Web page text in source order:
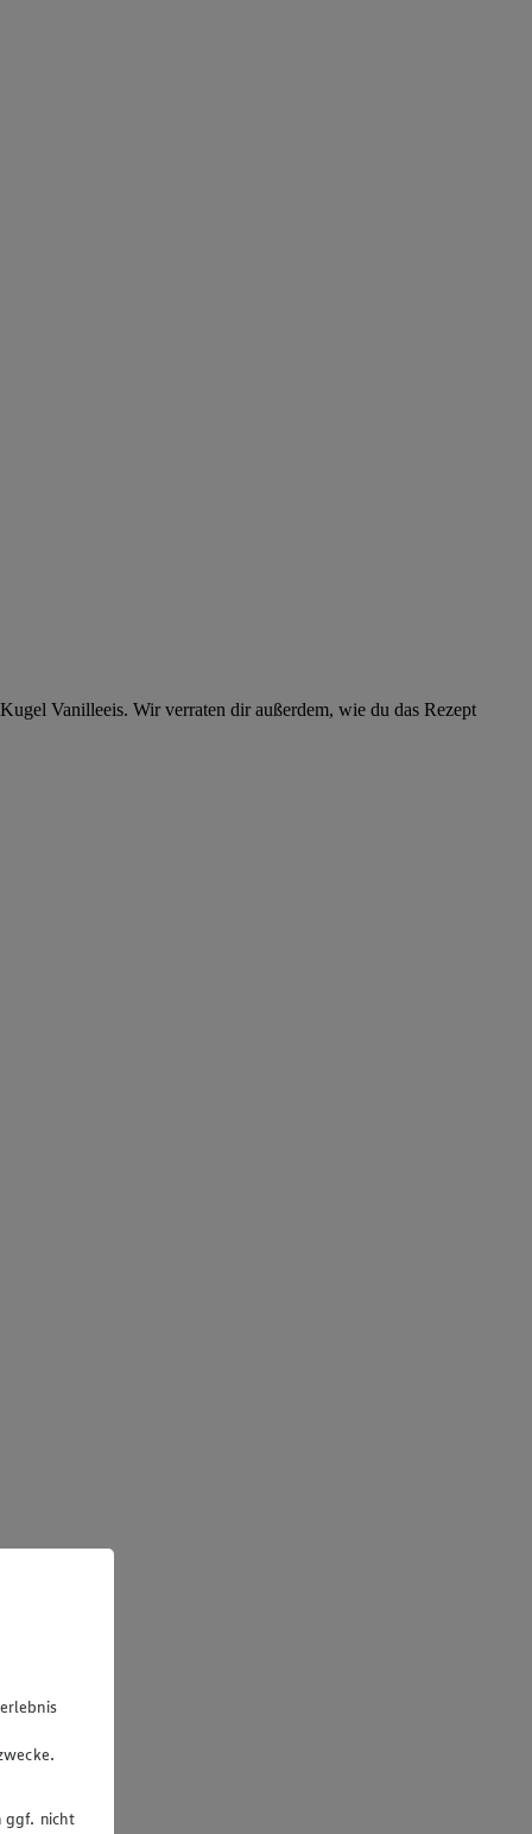
Vanilleeis. Wir verraten dir außerdem, wie du das Rezept
ggf. nicht